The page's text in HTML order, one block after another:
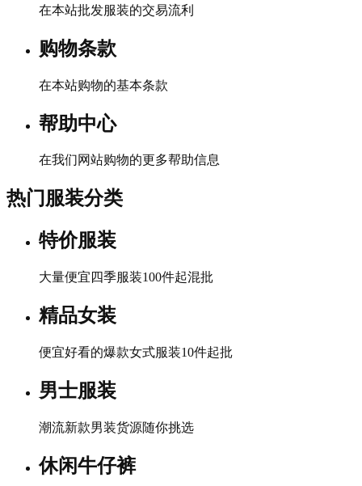
在本站批发服装的交易流利
购物条款
在本站购物的基本条款
帮助中心
在我们网站购物的更多帮助信息
热门服装分类
特价服装
大量便宜四季服装100件起混批
精品女装
便宜好看的爆款女式服装10件起批
男士服装
潮流新款男装货源随你挑选
休闲牛仔裤